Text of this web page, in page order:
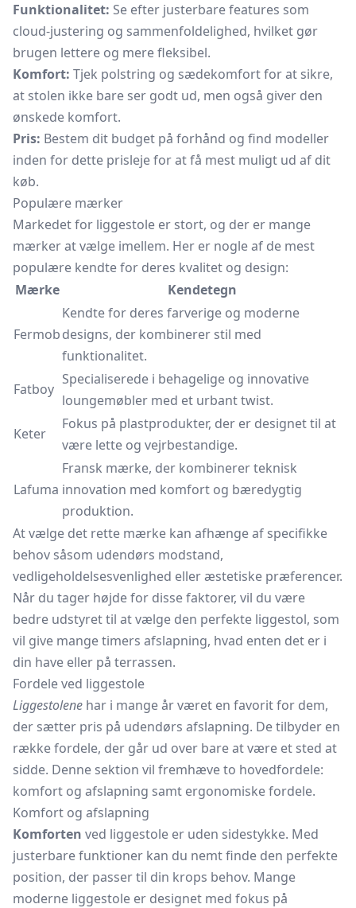
Funktionalitet: Se efter justerbare features som
cloud-justering og sammenfoldelighed, hvilket gør
brugen lettere og mere fleksibel.
Komfort: Tjek polstring og sædekomfort for at sikre,
at stolen ikke bare ser godt ud, men også giver den
ønskede komfort.
Pris: Bestem dit budget på forhånd og find modeller
inden for dette prisleje for at få mest muligt ud af dit
køb.
Populære mærker
Markedet for liggestole er stort, og der er mange
mærker at vælge imellem. Her er nogle af de mest
populære kendte for deres kvalitet og design:
Mærke
Kendetegn
Fermob
Kendte for deres farverige og moderne
designs, der kombinerer stil med
funktionalitet.
Fatboy
Specialiserede i behagelige og innovative
loungemøbler med et urbant twist.
Keter
Fokus på plastprodukter, der er designet til at
være lette og vejrbestandige.
Lafuma
Fransk mærke, der kombinerer teknisk
innovation med komfort og bæredygtig
produktion.
At vælge det rette mærke kan afhænge af specifikke
behov såsom udendørs modstand,
vedligeholdelsesvenlighed eller æstetiske præferencer.
Når du tager højde for disse faktorer, vil du være
bedre udstyret til at vælge den perfekte liggestol, som
vil give mange timers afslapning, hvad enten det er i
din have eller på terrassen.
Fordele ved liggestole
Liggestolene har i mange år været en favorit for dem,
der sætter pris på udendørs afslapning. De tilbyder en
række fordele, der går ud over bare at være et sted at
sidde. Denne sektion vil fremhæve to hovedfordele:
komfort og afslapning samt ergonomiske fordele.
Komfort og afslapning
Komforten ved liggestole er uden sidestykke. Med
justerbare funktioner kan du nemt finde den perfekte
position, der passer til din krops behov. Mange
moderne liggestole er designet med fokus på